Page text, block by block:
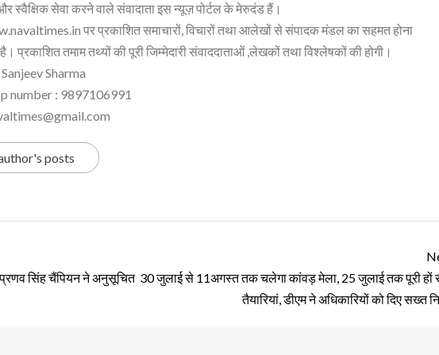
स्वैक्षिक सेवा करने वाले संवादाता इस न्यूज़ पोर्टल के मेरुदंड हैं।
पर प्रकाशित समाचारों, विचारों तथा आलेखों से संपादक मंडल का सहमत होना
प्रकाशित तमाम तथ्यों की पूरी जिम्मेदारी संवाददाताओं ,लेखकों तथा विश्लेषकों की होगी।
Sharma
number : 9897106991
posts
प्रणव सिंह चैंपियन ने अनुसूचित 30 जुलाई से 11अगस्त तक चलेगा कांवड़ मेला, 25 जुलाई तक पूरी हों
तैयारियां, डीएम ने अधिकारियों को दिए सख्त